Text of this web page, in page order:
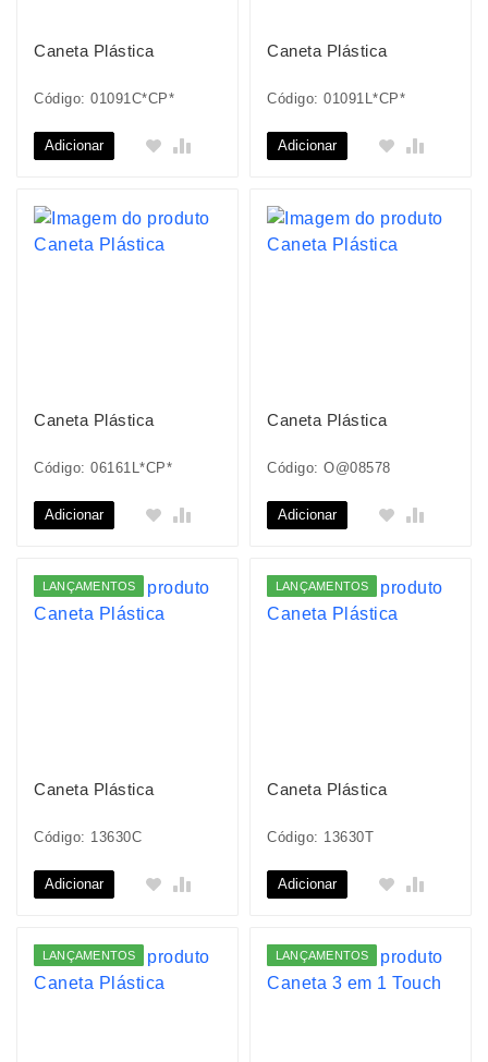
Caneta Plástica
Código: 01091C*CP*
Adicionar
Caneta Plástica
Código: 01091L*CP*
Adicionar
Caneta Plástica
Código: 06161L*CP*
Adicionar
Caneta Plástica
Código: O@08578
Adicionar
LANÇAMENTOS
Caneta Plástica
Código: 13630C
Adicionar
LANÇAMENTOS
Caneta Plástica
Código: 13630T
Adicionar
LANÇAMENTOS LANÇAMENTOS